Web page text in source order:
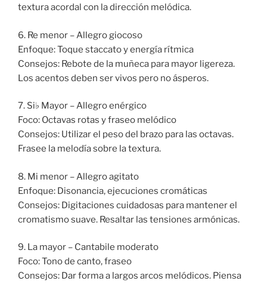
textura acordal con la dirección melódica.
6. Re menor – Allegro giocoso
Enfoque: Toque staccato y energía rítmica
Consejos: Rebote de la muñeca para mayor ligereza.
Los acentos deben ser vivos pero no ásperos.
7. Si♭ Mayor – Allegro enérgico
Foco: Octavas rotas y fraseo melódico
Consejos: Utilizar el peso del brazo para las octavas.
Frasee la melodía sobre la textura.
8. Mi menor – Allegro agitato
Enfoque: Disonancia, ejecuciones cromáticas
Consejos: Digitaciones cuidadosas para mantener el
cromatismo suave. Resaltar las tensiones armónicas.
9. La mayor – Cantabile moderato
Foco: Tono de canto, fraseo
Consejos: Dar forma a largos arcos melódicos. Piensa